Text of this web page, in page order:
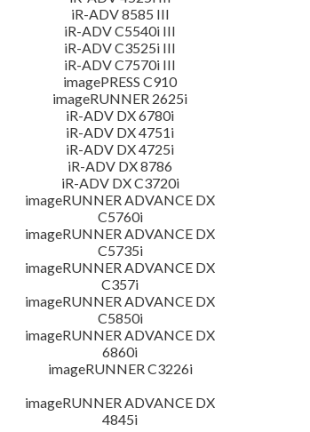
iR-ADV 8585 III
iR-ADV C5540i III
iR-ADV C3525i III
iR-ADV C7570i III
imagePRESS C910
imageRUNNER 2625i
iR-ADV DX 6780i
iR-ADV DX 4751i
iR-ADV DX 4725i
iR-ADV DX 8786
iR-ADV DX C3720i
imageRUNNER ADVANCE DX
C5760i
imageRUNNER ADVANCE DX
C5735i
imageRUNNER ADVANCE DX
C357i
imageRUNNER ADVANCE DX
C5850i
imageRUNNER ADVANCE DX
6860i
imageRUNNER C3226i
imageRUNNER ADVANCE DX
4845i